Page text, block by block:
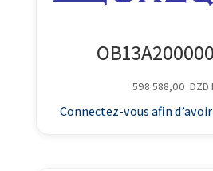
598 588,00 DZD
Connectez-vous afin